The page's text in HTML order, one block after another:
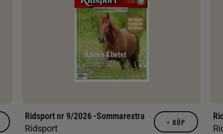
Ridsport nr 9/2026 -Sommarextra
Ridsport
+ KÖP